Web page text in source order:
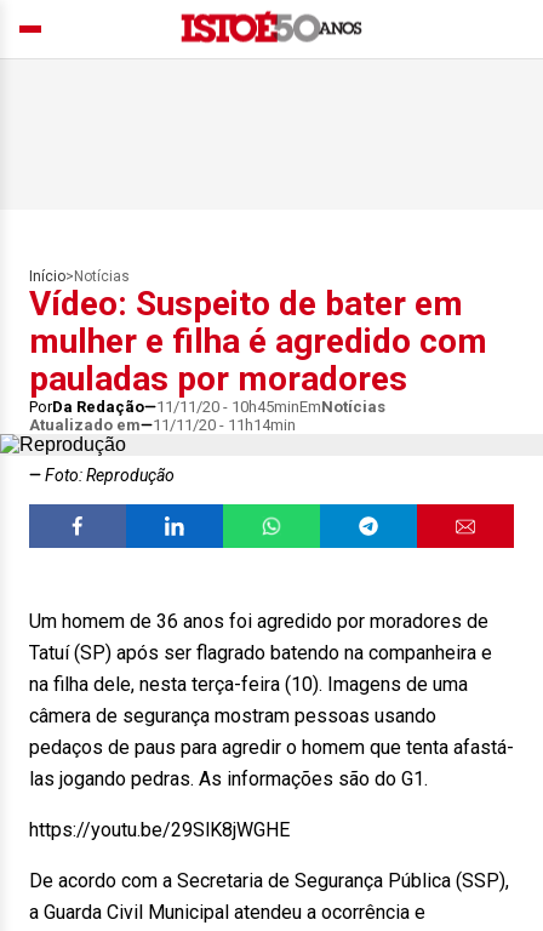
Início> Notícias
Vídeo: Suspeito de bater em
mulher e filha é agredido com
pauladas por moradores
PorDa Redação 11/11/20 - 10h45minEmNotícias
Atualizado em
11/11/20 - 11h14min
Foto: Reprodução
Um homem de 36 anos foi agredido por moradores de
Tatuí (SP) após ser flagrado batendo na companheira e
na filha dele, nesta terça-feira (10). Imagens de uma
câmera de segurança mostram pessoas usando
pedaços de paus para agredir o homem que tenta afastá-
las jogando pedras. As informações são do G1.
https://youtu.be/29SlK8jWGHE
De acordo com a Secretaria de Segurança Pública (SSP),
a Guarda Civil Municipal atendeu a ocorrência e